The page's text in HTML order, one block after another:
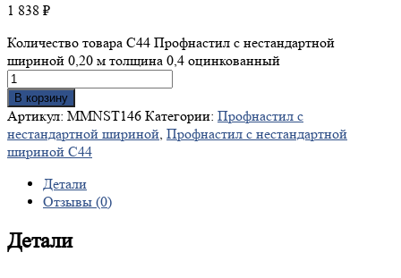
1 838 ₽
Количество товара С44 Профнастил с нестандартной
шириной 0,20 м толщина 0,4 оцинкованный
В корзину
Артикул: MMNST146 Категории: Профнастил с
нестандартной шириной, Профнастил с нестандартной
шириной С44
Детали
Отзывы (0)
Детали